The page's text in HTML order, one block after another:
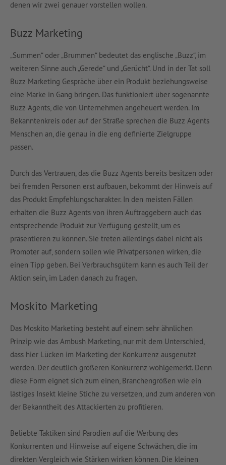
denen wir zwei genauer vorstellen wollen.
Buzz Marketing
„Summen“ oder „Brummen“ bedeutet das englische „Buzz“, im
weiteren Sinne auch „Gerede“ und „Gerücht“. Und in der Tat soll
Buzz Marketing Gespräche über ein Produkt beziehungsweise
eine Marke in Gang bringen. Das funktioniert über sogenannte
Buzz Agents, die von Unternehmen angeheuert werden. Im
Bekanntenkreis oder auf der Straße sprechen die Buzz Agents
Menschen an, die genau in die eng definierte Zielgruppe
passen.
Durch das Vertrauen, das die Buzz Agents bereits besitzen oder
bei fremden Personen erst aufbauen, bekommt der Hinweis auf
das Produkt Empfehlungscharakter. In den meisten Fällen
erhalten die Buzz Agents von ihren Auftraggebern auch das
entsprechende Produkt zur Verfügung gestellt, um es
präsentieren zu können. Sie treten allerdings dabei nicht als
Promoter auf, sondern sollen wie Privatpersonen wirken, die
einen Tipp geben. Bei Verbrauchsgütern kann es auch Teil der
Aktion sein, im Laden danach zu fragen.
Moskito Marketing
Das Moskito Marketing besteht auf einem sehr ähnlichen
Prinzip wie das Ambush Marketing, nur mit dem Unterschied,
dass hier Lücken im Marketing der Konkurrenz ausgenutzt
werden. Der deutlich größeren Konkurrenz wohlgemerkt. Denn
diese Form eignet sich zum einen, Branchengrößen wie ein
lästiges Insekt kleine Stiche zu versetzen, und zum anderen von
der Bekanntheit des Attackierten zu profitieren.
Beliebte Taktiken sind Parodien auf die Werbung des
Konkurrenten und Hinweise auf eigene Schwächen, die im
direkten Vergleich wie Stärken wirken können. Die kleinen